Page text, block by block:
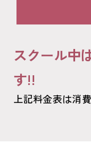
スクール中
す!!
上記料金表は消